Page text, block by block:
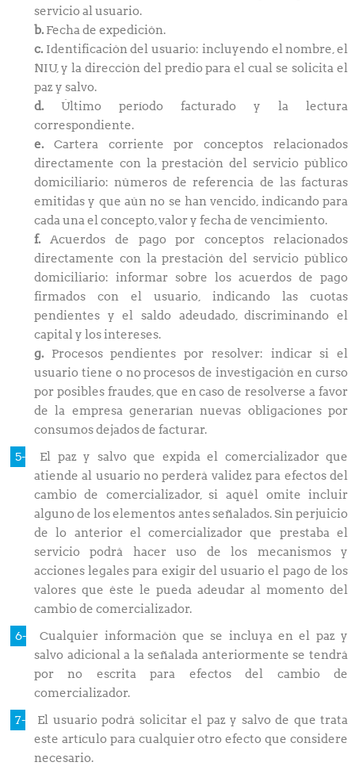
servicio al usuario.
b. Fecha de expedición.
c.Identificación del usuario: incluyendo el nombre, el
NIU, y la dirección del predio para el cual se solicita el
paz y salvo.
d. Último período facturado y la lectura
correspondiente.
e.Cartera corriente por conceptos relacionados
directamente con la prestación del servicio público
domiciliario: números de referencia de las facturas
emitidas y que aún no se han vencido, indicando para
cada una el concepto, valor y fecha de vencimiento.
f. Acuerdos de pago por conceptos relacionados
directamente con la prestación del servicio público
domiciliario: informar sobre los acuerdos de pago
firmados con el usuario, indicando las cuotas
pendientes y el saldo adeudado, discriminando el
capital y los intereses.
g. Procesos pendientes por resolver: indicar si el
usuario tiene o no procesos de investigación en curso
por posibles fraudes, que en caso de resolverse a favor
de la empresa generarían nuevas obligaciones por
consumos dejados de facturar.
El paz y salvo que expida el comercializador que
atiende al usuario no perderá validez para efectos del
cambio de comercializador, si aquél omite incluir
alguno de los elementos antes señalados. Sin perjuicio
de lo anterior el comercializador que prestaba el
servicio podrá hacer uso de los mecanismos y
acciones legales para exigir del usuario el pago de los
valores que éste le pueda adeudar al momento del
cambio de comercializador.
Cualquier información que se incluya en el paz y
salvo adicional a la señalada anteriormente se tendrá
por no escrita para efectos del cambio de
comercializador.
El usuario podrá solicitar el paz y salvo de que trata
este artículo para cualquier otro efecto que considere
necesario.